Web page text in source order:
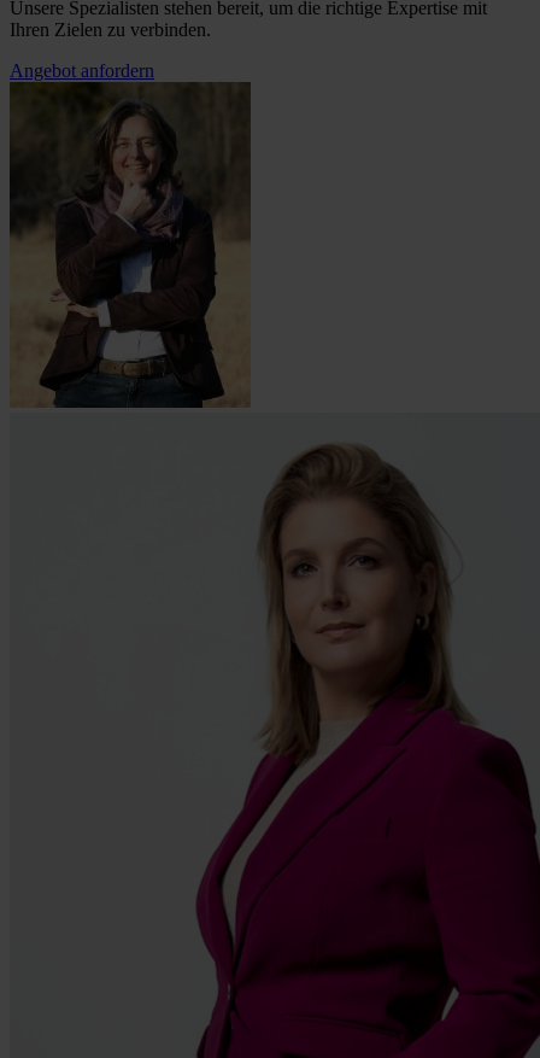
Unsere Spezialisten stehen bereit, um die richtige Expertise mit
Ihren Zielen zu verbinden.
Angebot anfordern